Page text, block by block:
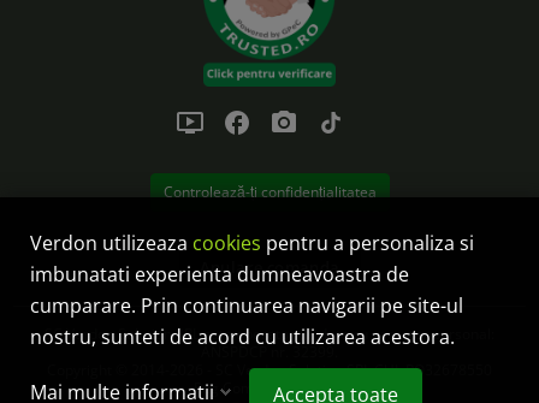
ondemand_video facebook photo_camera tiktok
Controlează-ți confidențialitatea
Anulare comanda
SC Verdon Solution SRL este operator de date cu caracter personal:
Copyright © 2014-2026 - SC Verdon Solution SRL CUI: RO32678550
Reg.Com.: J32/38/2014
Verdon utilizeaza cookies pentru a personaliza si
imbunatati experienta dumneavoastra de
cumparare. Prin continuarea navigarii pe site-ul
nostru, sunteti de acord cu utilizarea acestora.
Mai multe informatii Accepta toate